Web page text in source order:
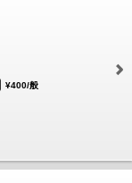
に教えます。
バーまでお声がけ下
！
¥400/般